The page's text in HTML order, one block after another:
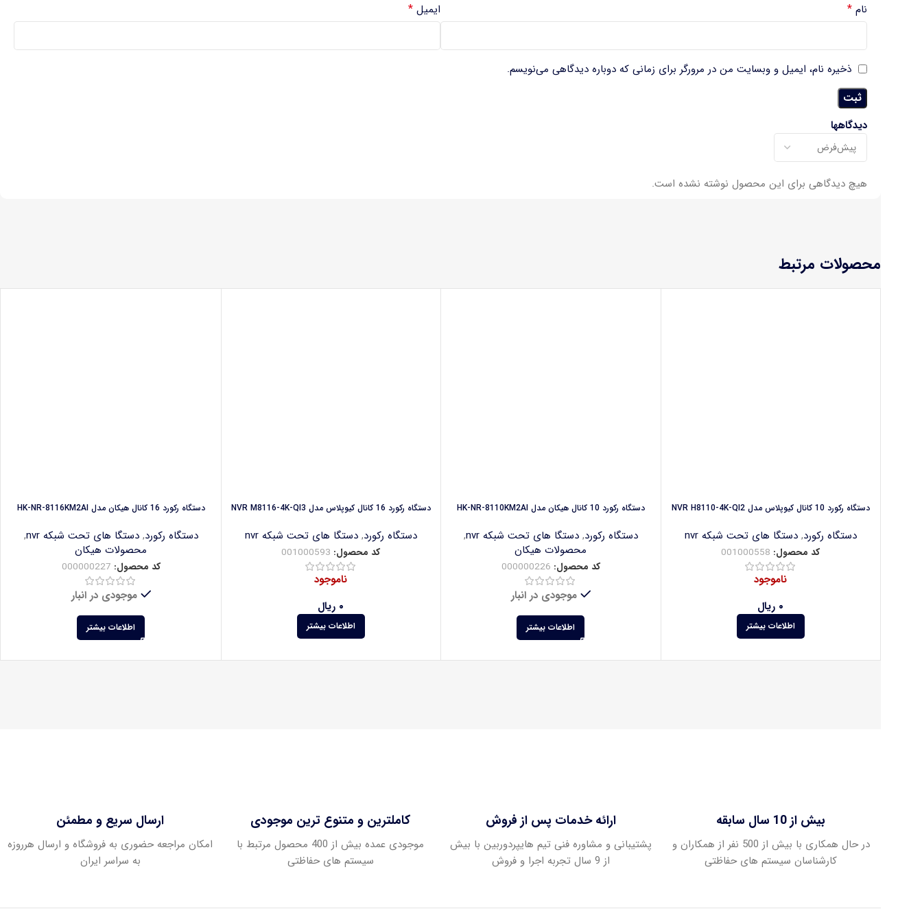
دیدگاهها
هیچ دیدگاهی برای این محصول نوشته نشده است.
نام * ایمیل *
ذخیره نام، ایمیل و وبسایت من در مرورگر برای زمانی که دوباره دیدگاهی می‌نویسم.
محصولات مرتبط
دستگاه رکورد 10 کانال کیوپلاس مدل NVR H8110-4K-QI2
دستگاه رکورد,دستگا های تحت شبکه nvr
کد محصول: 001000558
ناموجود
۰ ریال
اطلاعات بیشتر
دستگاه رکورد 10 کانال هیکان مدل HK-NR-8110KM2AI
دستگاه رکورد,دستگا های تحت شبکه nvr
,
محصولات هیکان
کد محصول: 000000226
موجودی در انبار
اطلاعات بیشتر
دستگاه رکورد 16 کانال کیوپلاس مدل NVR M8116-4K-QI3
دستگاه رکورد,دستگا های تحت شبکه nvr
کد محصول: 001000593
ناموجود
۰ ریال
اطلاعات بیشتر
دستگاه رکورد 16 کانال هیکان مدل HK-NR-8116KM2AI
دستگاه رکورد,دستگا های تحت شبکه nvr
,
محصولات هیکان
کد محصول: 000000227
موجودی در انبار
اطلاعات بیشتر
بیش از 10 سال سابقه
در حال همکاری با بیش از 500 نفر از همکاران و
کارشناسان سیستم های حفاظتی
ارائه خدمات پس از فروش
پشتیبانی و مشاوره فنی تیم هایپردوربین با بیش
از 9 سال تجربه اجرا و فروش
کاملترین و متنوع ترین موجودی
موجودی عمده بیش از 400 محصول مرتبط با
سیستم های حفاظتی
ارسال سریع و مطمئن
امکان مراجعه حضوری به فروشگاه و ارسال هرروزه
به سراسر ایران